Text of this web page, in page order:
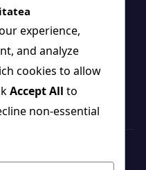
experience,
and analyze
cookies to allow
Accept All to
non-essential